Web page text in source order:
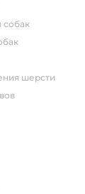
собак
шерсти